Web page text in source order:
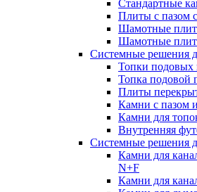
Стандартные
Плиты с пазом
Шамотные
Шамотные
Системные решения
Топки подовых
Топка подовой
Плиты
Камни с пазом
Камни для
Внутренняя
Системные решения
Камни для
N+F
Камни для